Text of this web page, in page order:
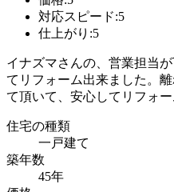
対応スピード:5
仕上がり:5
イナズマさんの、営業担当
てリフォーム出来ました。
て頂いて、安心してリフォー
住宅の種類
一戸建て
築年数
45年